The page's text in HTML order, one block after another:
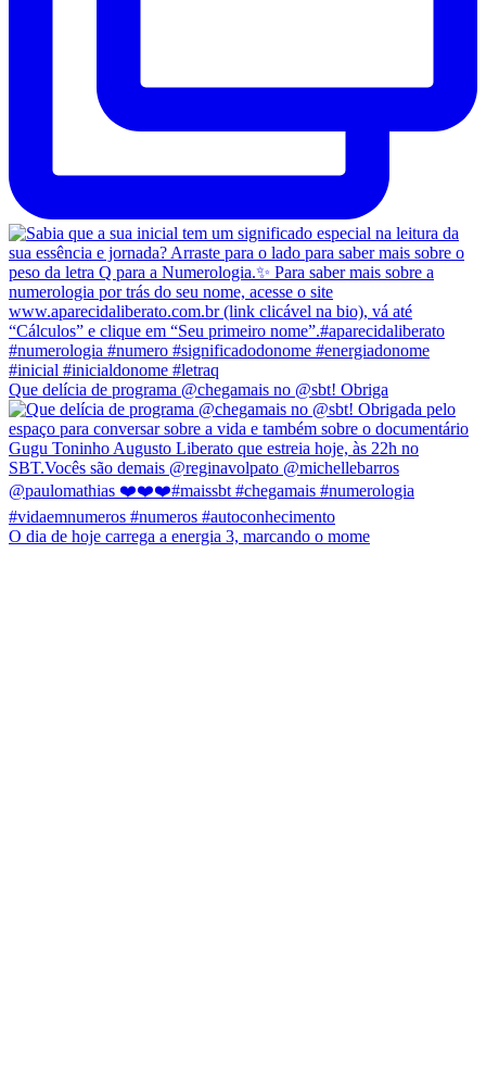
Que delícia de programa @chegamais no @sbt! Obriga
O dia de hoje carrega a energia 3, marcando o mome